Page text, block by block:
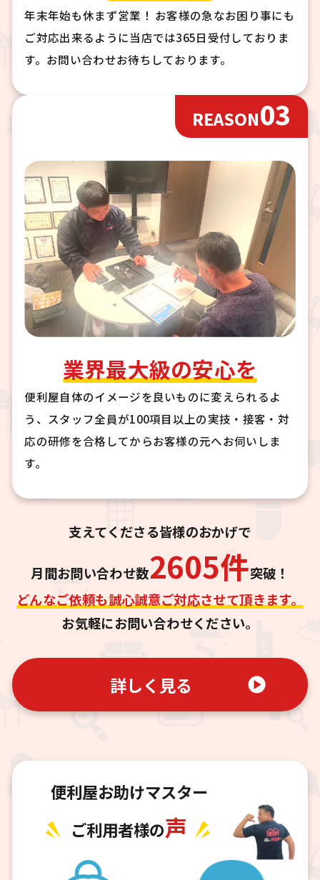
年末年始も休まず営業！ お客様の急なお困り事にも
ご対応出来るように当店では365日受付しておりま
す。お問い合わせお待ちしております。
REASON03
業界最大級の安心を
便利屋自体のイメージを良いものに変えられるよ
う、スタッフ全員が100項目以上の実技・接客・対
応の研修を合格してからお客様の元へお伺いしま
す。
支えてくださる皆様のおかげで
月間お問い合わせ数2605件突破！
どんなご依頼も誠心誠意ご対応させて頂きます。
お気軽にお問い合わせください。
詳しく見る
便利屋お助けマスター
ご利用者様の声